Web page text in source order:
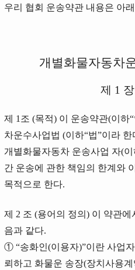
우리 협회 운송약관 내용은 아
개별화물자동차
제 1
제 1조 (목적) 이 운송약관(이하
차운수사업법 (이하“법”이라
개별화물자동차 운송사업 자(
간 운송에 관한 책임의 한계와
목적으로 한다.
제 2 조 (용어의 정의) 이 약관
음과 같다.
① “송화인(이용자)”이란 사업
뢰하고 화물운 송장(장치사용